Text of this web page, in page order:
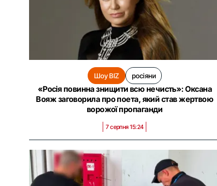
Шоу BIZ росіяни
«Росія повинна знищити всю нечисть»: Оксана
Вояж заговорила про поета, який став жертвою
ворожої пропаганди
7 серпня 15:24